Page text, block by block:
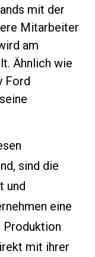
mit der
Mitarbeiter
am
Ähnlich wie
Ford
sind die
und
eine
Produktion
mit ihrer